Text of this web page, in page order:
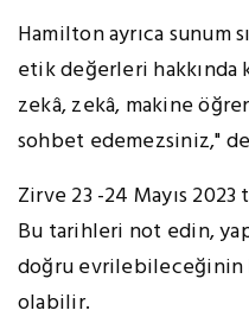
Hamilton ayrıca sunum
etik değerleri hakkında
zekâ, zekâ, makine
sohbet edemezsiniz,"
Zirve 23 -24 Mayıs
Bu tarihleri not edin,
doğru evrilebileceğinin
olabilir.